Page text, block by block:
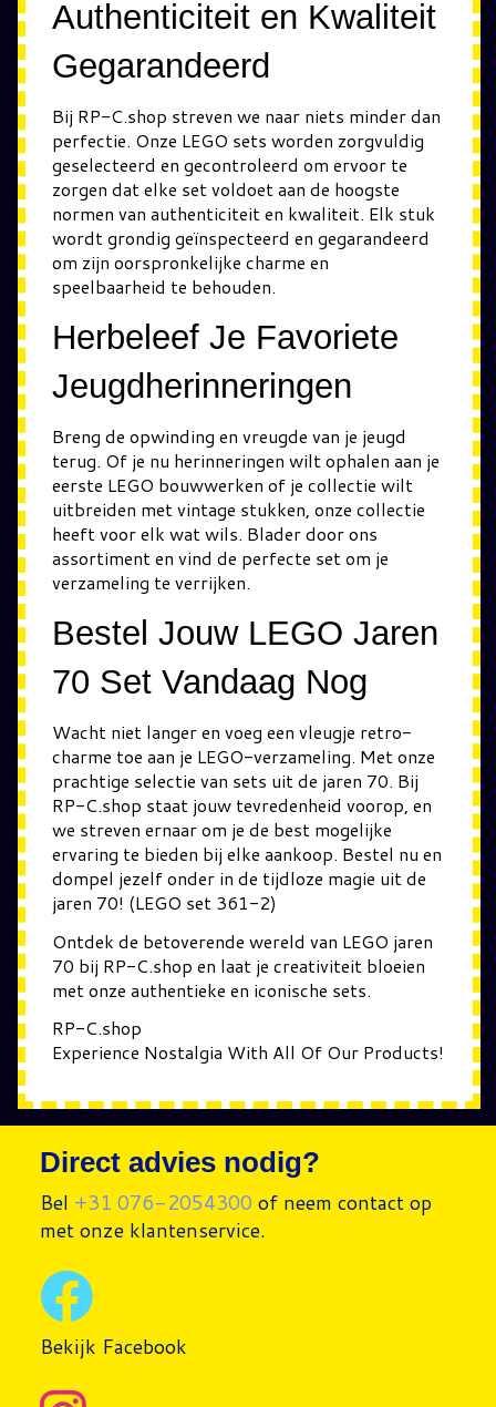
Authenticiteit en Kwaliteit
Gegarandeerd
Bij RP-C.shop streven we naar niets minder dan
perfectie. Onze LEGO sets worden zorgvuldig
geselecteerd en gecontroleerd om ervoor te
zorgen dat elke set voldoet aan de hoogste
normen van authenticiteit en kwaliteit. Elk stuk
wordt grondig geïnspecteerd en gegarandeerd
om zijn oorspronkelijke charme en
speelbaarheid te behouden.
Herbeleef Je Favoriete
Jeugdherinneringen
Breng de opwinding en vreugde van je jeugd
terug. Of je nu herinneringen wilt ophalen aan je
eerste LEGO bouwwerken of je collectie wilt
uitbreiden met vintage stukken, onze collectie
heeft voor elk wat wils. Blader door ons
assortiment en vind de perfecte set om je
verzameling te verrijken.
Bestel Jouw LEGO Jaren
70 Set Vandaag Nog
Wacht niet langer en voeg een vleugje retro-
charme toe aan je LEGO-verzameling. Met onze
prachtige selectie van sets uit de jaren 70. Bij
RP-C.shop staat jouw tevredenheid voorop, en
we streven ernaar om je de best mogelijke
ervaring te bieden bij elke aankoop. Bestel nu en
dompel jezelf onder in de tijdloze magie uit de
jaren 70! (LEGO set 361-2)
Ontdek de betoverende wereld van LEGO jaren
70 bij RP-C.shop en laat je creativiteit bloeien
met onze authentieke en iconische sets.
RP-C.shop
Experience Nostalgia With All Of Our Products!
Direct advies nodig?
Bel +31 076-2054300 of neem contact op
met onze klantenservice.
Bekijk Facebook